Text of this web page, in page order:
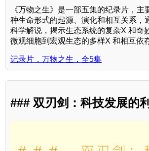
《万物之生》是一部五集的纪录片，主
种生命形式的起源、演化和相互关系，
科学解说，揭示生态系统的复杂X 和奇
微观细胞到宏观生态的多样X 和相互依
记录片，万物之生，全5集
### 双刃剑：科技发展的